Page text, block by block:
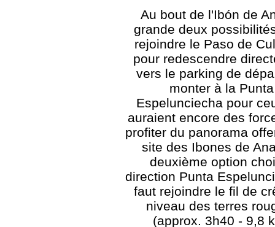
Au bout de l'Ibón de
grande deux
rejoindre le Paso de
pour redescendre
vers le parking de
monter à la Punta
Espelunciecha pour
auraient encore des
profiter du panorama
site des Ibones de
deuxième option
direction Punta
faut rejoindre le fil de
niveau des terres
(approx. 3h40 - 9,8